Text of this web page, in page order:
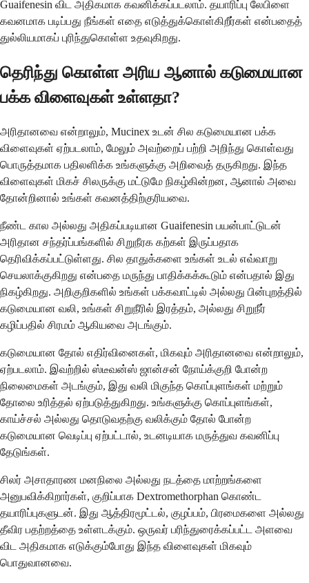
Guaifenesin விட அதிகமாக கவனிக்கப்படலாம். தயாரிப்பு லேபிளை
கவனமாக படிப்பது நீங்கள் எதை எடுத்துக்கொள்கிறீர்கள் என்பதைத்
துல்லியமாகப் புரிந்துகொள்ள உதவுகிறது.
தெரிந்து கொள்ள அரிய ஆனால் கடுமையான
பக்க விளைவுகள் உள்ளதா?
அரிதானவை என்றாலும், Mucinex உடன் சில கடுமையான பக்க
விளைவுகள் ஏற்படலாம், மேலும் அவற்றைப் பற்றி அறிந்து கொள்வது
பொருத்தமாக பதிலளிக்க உங்களுக்கு அறிவைத் தருகிறது. இந்த
விளைவுகள் மிகச் சிலருக்கு மட்டுமே நிகழ்கின்றன, ஆனால் அவை
தோன்றினால் உங்கள் கவனத்திற்குரியவை.
நீண்ட கால அல்லது அதிகப்படியான Guaifenesin பயன்பாட்டுடன்
அரிதான சந்தர்ப்பங்களில் சிறுநீரக கற்கள் இருப்பதாக
தெரிவிக்கப்பட்டுள்ளது. சில தாதுக்களை உங்கள் உடல் எவ்வாறு
செயலாக்குகிறது என்பதை மருந்து பாதிக்கக்கூடும் என்பதால் இது
நிகழ்கிறது. அறிகுறிகளில் உங்கள் பக்கவாட்டில் அல்லது பின்புறத்தில்
கடுமையான வலி, உங்கள் சிறுநீரில் இரத்தம், அல்லது சிறுநீர்
கழிப்பதில் சிரமம் ஆகியவை அடங்கும்.
கடுமையான தோல் எதிர்வினைகள், மிகவும் அரிதானவை என்றாலும்,
ஏற்படலாம். இவற்றில் ஸ்டீவன்ஸ் ஜான்சன் நோய்க்குறி போன்ற
நிலைமைகள் அடங்கும், இது வலி மிகுந்த கொப்புளங்கள் மற்றும்
தோலை உரித்தல் ஏற்படுத்துகிறது. உங்களுக்கு கொப்புளங்கள்,
காய்ச்சல் அல்லது தொடுவதற்கு வலிக்கும் தோல் போன்ற
கடுமையான வெடிப்பு ஏற்பட்டால், உடனடியாக மருத்துவ கவனிப்பு
தேடுங்கள்.
சிலர் அசாதாரண மனநிலை அல்லது நடத்தை மாற்றங்களை
அனுபவிக்கிறார்கள், குறிப்பாக Dextromethorphan கொண்ட
தயாரிப்புகளுடன். இது ஆத்திரமூட்டல், குழப்பம், பிரமைகளை அல்லது
தீவிர பதற்றத்தை உள்ளடக்கும். ஒருவர் பரிந்துரைக்கப்பட்ட அளவை
விட அதிகமாக எடுக்கும்போது இந்த விளைவுகள் மிகவும்
பொதுவானவை.